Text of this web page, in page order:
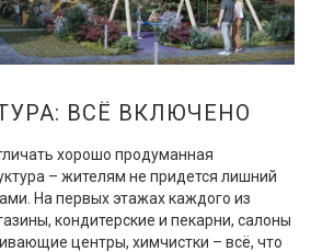
ВСЁ ВКЛЮЧЕНО
хорошо продуманная
– жителям не придется лишний
На первых этажах каждого из
кондитерские и пекарни, салоны
центры, химчистки – всё, что